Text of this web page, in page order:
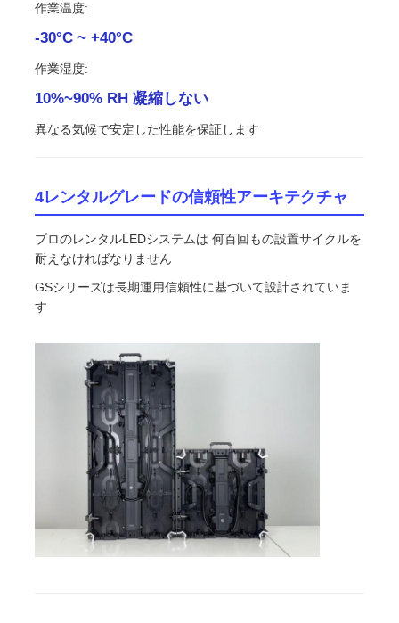
作業温度:
-30°C ~ +40°C
作業湿度:
10%~90% RH 凝縮しない
異なる気候で安定した性能を保証します
4レンタルグレードの信頼性アーキテクチャ
プロのレンタルLEDシステムは 何百回もの設置サイクルを
耐えなければなりません
GSシリーズは長期運用信頼性に基づいて設計されていま
す